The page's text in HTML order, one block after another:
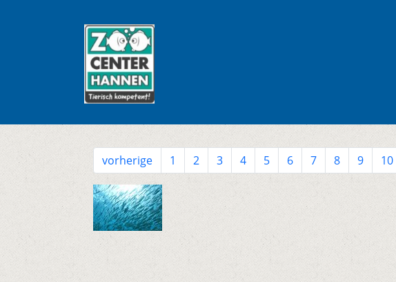
vorherige 1 2 3 4 5 6 7 8 9 10